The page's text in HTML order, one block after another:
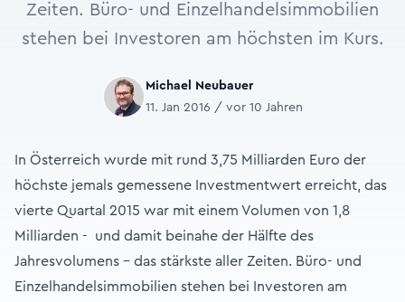
Zeiten. Büro- und Einzelhandelsimmobilien
stehen bei Investoren am höchsten im Kurs.
Michael Neubauer
11. Jan 2016 / vor 10 Jahren
In Österreich wurde mit rund 3,75 Milliarden Euro der
höchste jemals gemessene Investmentwert erreicht, das
vierte Quartal 2015 war mit einem Volumen von 1,8
Milliarden - und damit beinahe der Hälfte des
Jahresvolumens - das stärkste aller Zeiten. Büro- und
Einzelhandelsimmobilien stehen bei Investoren am